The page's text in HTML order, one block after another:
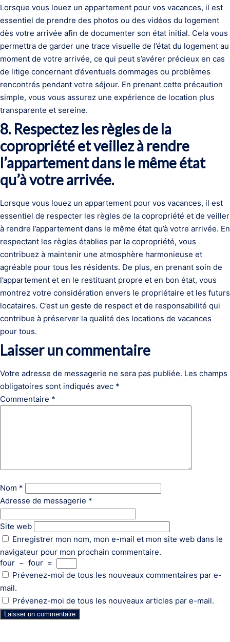
Lorsque vous louez un appartement pour vos vacances, il est
essentiel de prendre des photos ou des vidéos du logement
dès votre arrivée afin de documenter son état initial. Cela vous
permettra de garder une trace visuelle de l’état du logement au
moment de votre arrivée, ce qui peut s’avérer précieux en cas
de litige concernant d’éventuels dommages ou problèmes
rencontrés pendant votre séjour. En prenant cette précaution
simple, vous vous assurez une expérience de location plus
transparente et sereine.
8. Respectez les règles de la
copropriété et veillez à rendre
l’appartement dans le même état
qu’à votre arrivée.
Lorsque vous louez un appartement pour vos vacances, il est
essentiel de respecter les règles de la copropriété et de veiller
à rendre l’appartement dans le même état qu’à votre arrivée. En
respectant les règles établies par la copropriété, vous
contribuez à maintenir une atmosphère harmonieuse et
agréable pour tous les résidents. De plus, en prenant soin de
l’appartement et en le restituant propre et en bon état, vous
montrez votre considération envers le propriétaire et les futurs
locataires. C’est un geste de respect et de responsabilité qui
contribue à préserver la qualité des locations de vacances
pour tous.
Laisser un commentaire
Votre adresse de messagerie ne sera pas publiée. Les champs
obligatoires sont indiqués avec *
Commentaire *
Nom *
Adresse de messagerie *
Site web
Enregistrer mon nom, mon e-mail et mon site web dans le
navigateur pour mon prochain commentaire.
four − four =
Prévenez-moi de tous les nouveaux commentaires par e-
mail.
Prévenez-moi de tous les nouveaux articles par e-mail.